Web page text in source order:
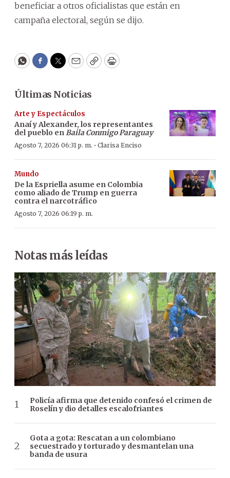
beneficiar a otros oficialistas que están en
campaña electoral, según se dijo.
WhatsApp
Facebook
Twitter
EmailCopyPrint
Últimas Noticias
Arte y Espectáculos
Anaí y Alexander, los representantes
del pueblo enBaila Conmigo Paraguay
Agosto 7, 2026 06:31 p. m. · Clarisa Enciso
Mundo
De la Espriella asume en Colombia
como aliado de Trump en guerra
contra el narcotráfico
Agosto 7, 2026 06:19 p. m.
Notas más leídas
Policía afirma que detenido confesó el crimen de
Roselín y dio detalles escalofriantes
Gota a gota: Rescatan a un colombiano
secuestrado y torturado y desmantelan una
banda de usura